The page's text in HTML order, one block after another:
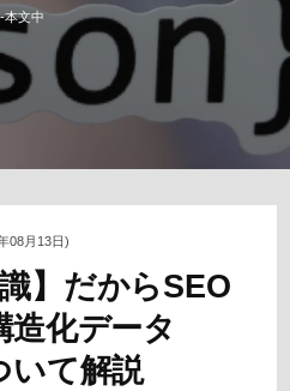
-本文中
08月13日)
】だからSEO
造化データ
いて解説